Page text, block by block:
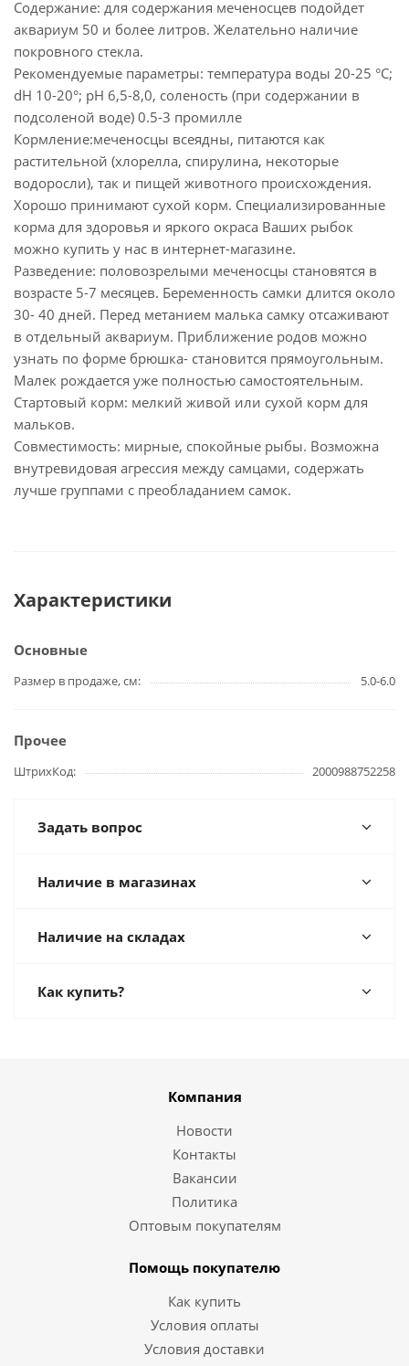
Содержание: для содержания меченосцев подойдет
аквариум 50 и более литров. Желательно наличие
покровного стекла.
Рекомендуемые параметры: температура воды 20-25 °C;
dH 10-20°; pH 6,5-8,0, соленость (при содержании в
подсоленой воде) 0.5-3 промилле
Кормление:меченосцы всеядны, питаются как
растительной (хлорелла, спирулина, некоторые
водоросли), так и пищей животного происхождения.
Хорошо принимают сухой корм. Специализированные
корма для здоровья и яркого окраса Ваших рыбок
можно купить у нас в интернет-магазине.
Разведение: половозрелыми меченосцы становятся в
возрасте 5-7 месяцев. Беременность самки длится около
30- 40 дней. Перед метанием малька самку отсаживают
в отдельный аквариум. Приближение родов можно
узнать по форме брюшка- становится прямоугольным.
Малек рождается уже полностью самостоятельным.
Стартовый корм: мелкий живой или сухой корм для
мальков.
Совместимость: мирные, спокойные рыбы. Возможна
внутревидовая агрессия между самцами, содержать
лучше группами с преобладанием самок.
Характеристики
Основные
Размер в продаже, см 5.0-6.0
Прочее
ШтрихКод 2000988752258
Задать вопрос
Наличие в магазинах
Наличие на складах
Как купить?
Компания
Новости
Контакты
Вакансии
Политика
Оптовым покупателям
Помощь покупателю
Как купить
Условия оплаты
Условия доставки